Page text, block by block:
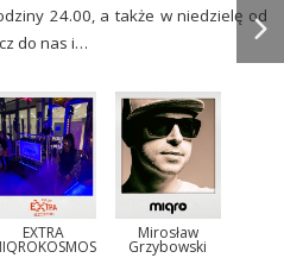
24.00, a także w niedzielę od
do nas i…
EXTRA Mirosław
Grzybowski